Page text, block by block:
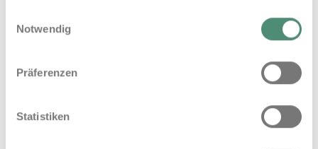
Datenschutz
Notwendig
Präferenzen
Statistiken